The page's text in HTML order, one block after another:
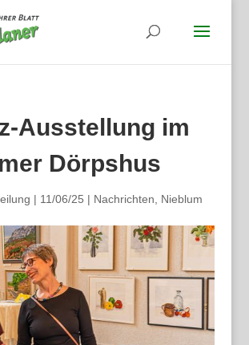
Ausstellung im
Dörpshus
| 11/06/25 | Nachrichten Nieblum